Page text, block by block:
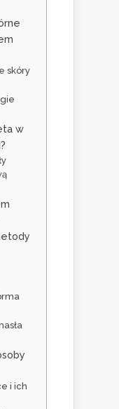
skóry
w
i ich